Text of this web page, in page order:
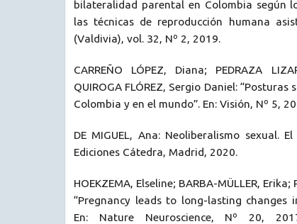
bilateralidad parental en Colombia según
las técnicas de reproducción humana
(Valdivia), vol. 32, Nº 2, 2019.
CARREÑO LÓPEZ, Diana; PEDRAZA
QUIROGA FLÓREZ, Sergio Daniel:
Colombia y en el mundo”. En: Visión, Nº 5,
DE MIGUEL, Ana: Neoliberalismo sexual.
Ediciones Cátedra, Madrid, 2020.
HOEKZEMA, Elseline; BARBA-MÜLLER,
“Pregnancy leads to long-lasting changes
En: Nature Neuroscience, Nº 20,